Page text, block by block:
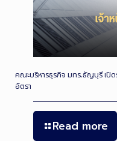
คณะบริหารธุรกิจ มทร.ธัญบุรี เปิด
อัตรา
Read more